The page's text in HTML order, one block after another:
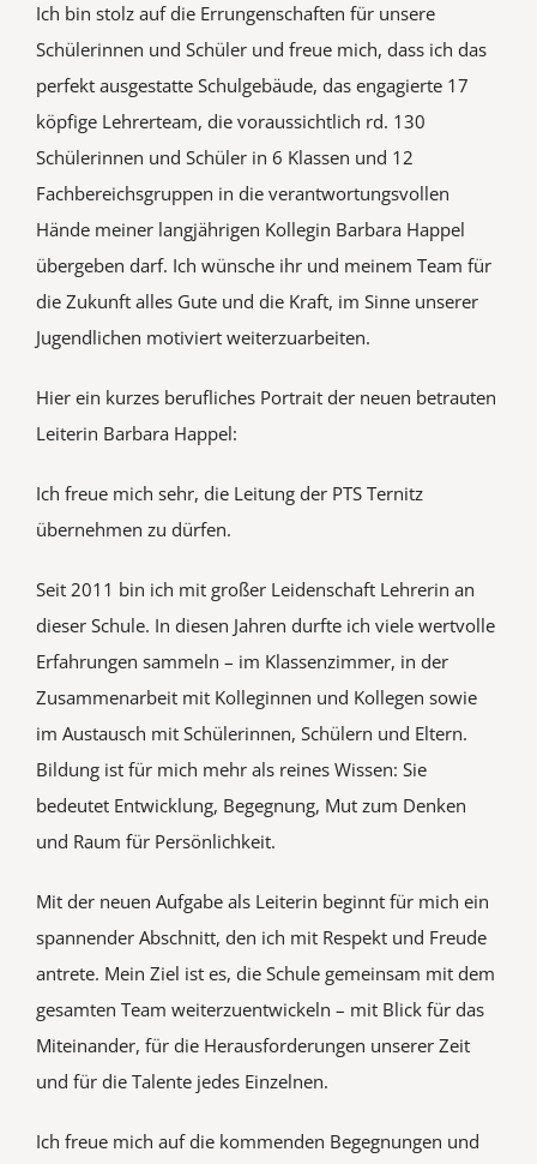
Ich bin stolz auf die Errungenschaften für unsere
Schülerinnen und Schüler und freue mich, dass ich das
perfekt ausgestatte Schulgebäude, das engagierte 17
köpfige Lehrerteam, die voraussichtlich rd. 130
Schülerinnen und Schüler in 6 Klassen und 12
Fachbereichsgruppen in die verantwortungsvollen
Hände meiner langjährigen Kollegin Barbara Happel
übergeben darf. Ich wünsche ihr und meinem Team für
die Zukunft alles Gute und die Kraft, im Sinne unserer
Jugendlichen motiviert weiterzuarbeiten.
Hier ein kurzes berufliches Portrait der neuen betrauten
Leiterin Barbara Happel:
Ich freue mich sehr, die Leitung der PTS Ternitz
übernehmen zu dürfen.
Seit 2011 bin ich mit großer Leidenschaft Lehrerin an
dieser Schule. In diesen Jahren durfte ich viele wertvolle
Erfahrungen sammeln – im Klassenzimmer, in der
Zusammenarbeit mit Kolleginnen und Kollegen sowie
im Austausch mit Schülerinnen, Schülern und Eltern.
Bildung ist für mich mehr als reines Wissen: Sie
bedeutet Entwicklung, Begegnung, Mut zum Denken
und Raum für Persönlichkeit.
Mit der neuen Aufgabe als Leiterin beginnt für mich ein
spannender Abschnitt, den ich mit Respekt und Freude
antrete. Mein Ziel ist es, die Schule gemeinsam mit dem
gesamten Team weiterzuentwickeln – mit Blick für das
Miteinander, für die Herausforderungen unserer Zeit
und für die Talente jedes Einzelnen.
Ich freue mich auf die kommenden Begegnungen und